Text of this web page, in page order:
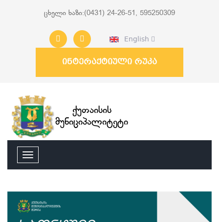
ცხელი ხაზი:(0431) 24-26-51, 595250309
English
ინტერაქტიული რუკა
ქუთაისის
მუნიციპალიტეტი